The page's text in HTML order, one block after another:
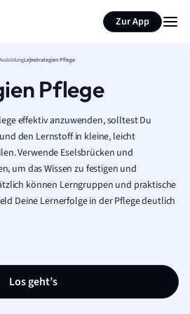
Zur App
Lernstrategien Pflege
Pflege
effektiv anzuwenden, solltest Du
den Lernstoff in kleine, leicht
Verwende Eselsbrücken und
um das Wissen zu festigen und
können Lerngruppen und praktische
Deine Lernerfolge in der Pflege deutlich
Los geht’s